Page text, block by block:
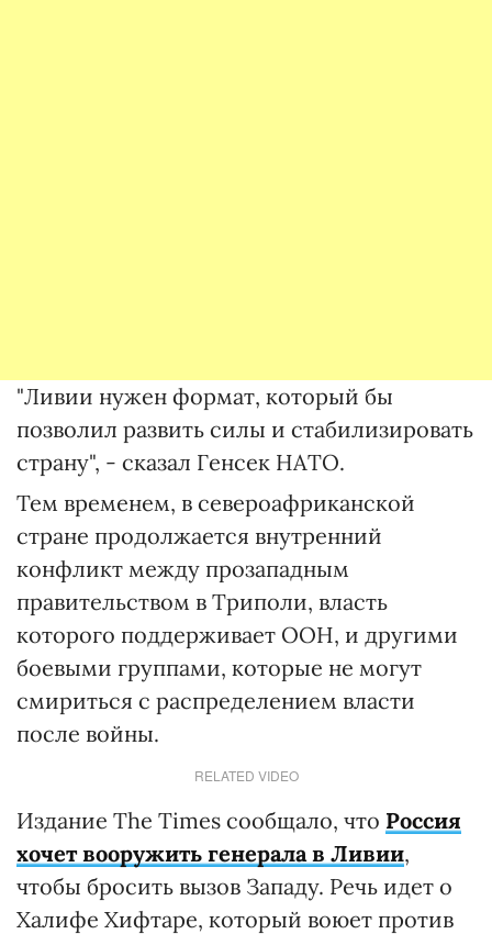
"Ливии нужен формат, который бы
позволил развить силы и стабилизировать
страну", - сказал Генсек НАТО.
Тем временем, в североафриканской
стране продолжается внутренний
конфликт между прозападным
правительством в Триполи, власть
которого поддерживает ООН, и другими
боевыми группами, которые не могут
смириться с распределением власти
после войны.
RELATED VIDEO
Издание The Times сообщало, что Россия
хочет вооружить генерала в Ливии,
чтобы бросить вызов Западу. Речь идет о
Халифе Хифтаре, который воюет против